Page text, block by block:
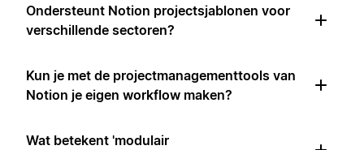
Ondersteunt Notion projectsjablonen voor
verschillende sectoren?
Kun je met de projectmanagementtools van
Notion je eigen workflow maken?
Wat betekent 'modulair